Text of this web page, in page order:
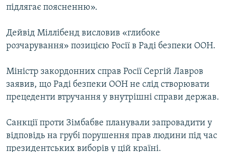
РУС
УКР
підлягає поясненню».
Дейвід Міллібенд висловив «глибоке
розчарування» позицією Росії в Раді безпеки ООН.
Міністр закордонних справ Росії Сергій Лавров
заявив, що Раді безпеки ООН не слід створювати
прецеденти втручання у внутрішні справи держав.
Санкції проти Зімбабве планували запровадити у
відповідь на грубі порушення прав людини під час
президентських виборів у цій країні.